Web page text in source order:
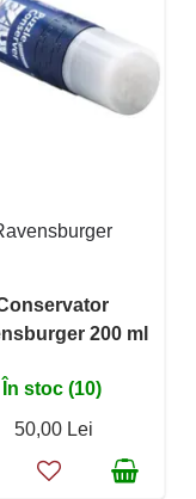
200 ml
În stoc (10)
50,00 Lei